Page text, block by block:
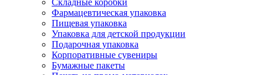
Складные коробки
Фармацевтическая упаковка
Пищевая упаковка
Упаковка для детской продукции
Подарочная упаковка
Корпоративные сувениры
Бумажные пакеты